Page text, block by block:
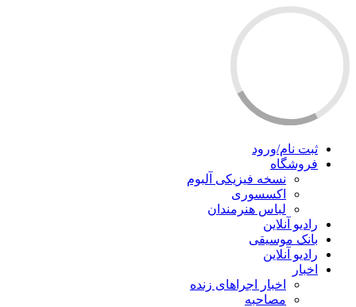
ثبت نام/ورود
فروشگاه
نسخه فیزیکی آلبوم
اکسسوری
لباس هنرمندان
رادیو آنلاین
بانک موسیقی
رادیو آنلاین
اخبار
اخبار اجراهای زنده
مصاحبه